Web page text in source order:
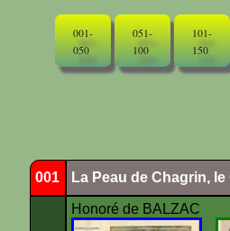
001-
050
051-
100
101-
150
001 La Peau de Chagrin,
Honoré de BALZAC